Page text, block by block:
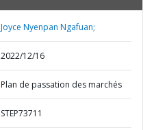
Joyce Nyenpan Ngafuan;
2022/12/16
Plan de passation des marchés
STEP73711